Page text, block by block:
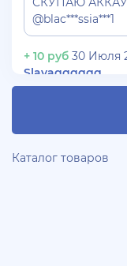
@blac***ssia***1
+ 10 руб 30 Июля
Slavagggggg
+ 10 руб 28 Июля
Blac***ssia12366
28 Июля
Каталог товаров